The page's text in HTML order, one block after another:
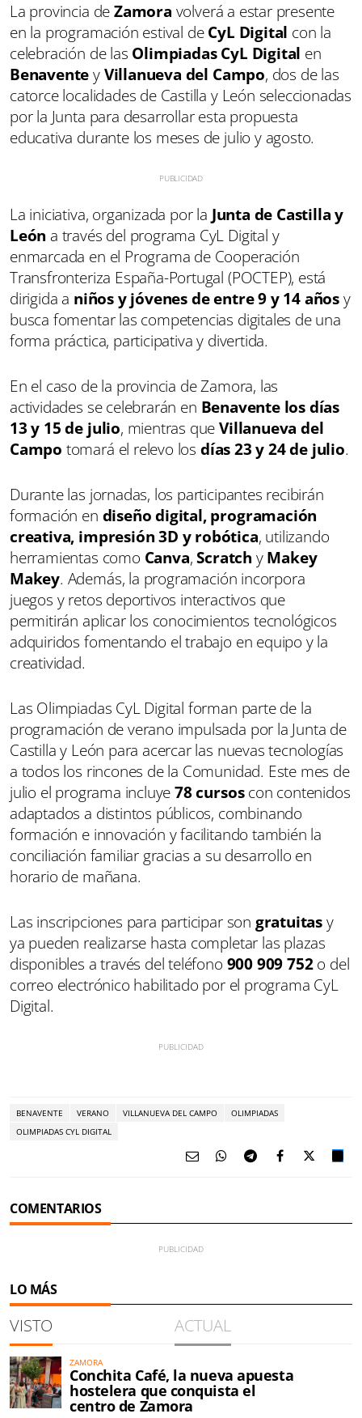
La provincia deZamora volverá a estar presente
en la programación estival deCyL Digital con la
celebración de las Olimpiadas CyL Digital en
BenaventeyVillanueva del Campo, dos de las
catorce localidades de Castilla y León seleccionadas
por la Junta para desarrollar esta propuesta
educativa durante los meses de julio y agosto.
La iniciativa, organizada por la Junta de Castilla y
León a través del programa CyL Digital y
enmarcada en el Programa de Cooperación
Transfronteriza España-Portugal (POCTEP), está
dirigida a niños y jóvenes de entre 9 y 14 añosy
busca fomentar las competencias digitales de una
forma práctica, participativa y divertida.
En el caso de la provincia de Zamora, las
actividades se celebrarán en Benavente los días
13 y 15 de julio, mientras queVillanueva del
Campo tomará el relevo los días 23 y 24 de julio.
Durante las jornadas, los participantes recibirán
formación en diseño digital, programación
creativa, impresión 3D y robótica, utilizando
herramientas como Canva,Scratch yMakey
Makey. Además, la programación incorpora
juegos y retos deportivos interactivos que
permitirán aplicar los conocimientos tecnológicos
adquiridos fomentando el trabajo en equipo y la
creatividad.
Las Olimpiadas CyL Digital forman parte de la
programación de verano impulsada por la Junta de
Castilla y León para acercar las nuevas tecnologías
a todos los rincones de la Comunidad. Este mes de
julio el programa incluye78 cursoscon contenidos
adaptados a distintos públicos, combinando
formación e innovación y facilitando también la
conciliación familiar gracias a su desarrollo en
horario de mañana.
Las inscripciones para participar son gratuitasy
ya pueden realizarse hasta completar las plazas
disponibles a través del teléfono 900 909 752o del
correo electrónico habilitado por el programa CyL
Digital.
BENAVENTE VERANO VILLANUEVA DEL CAMPO
OLIMPIADAS
OLIMPIADAS CYL DIGITAL
COMENTARIOS
LO MÁS
VISTO ACTUAL
ZAMORA
Conchita Café, la nueva apuesta
hostelera que conquista el
centro de Zamora